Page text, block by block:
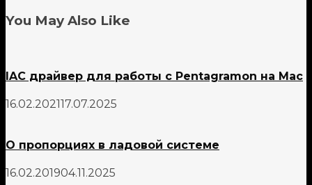
You May Also Like
IAC драйвер для работы с Pentagramon на Mac
16.02.202117.07.2025
О пропорциях в ладовой системе
16.02.201904.11.2025